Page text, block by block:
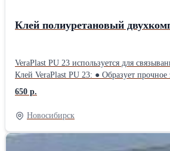
Клей полиуретановый
VeraPlast PU 23 используется для связывания минеральных природных заполнителей (гальки,
Клей VeraPlast PU 23: ● Образует прочное эластичное покрытие; ● Укрепляет щебеночный слой при строительстве объектов различного назначения; ● Устойчив к атмосферным воздействиям в разных
650 р.
Новосибирск